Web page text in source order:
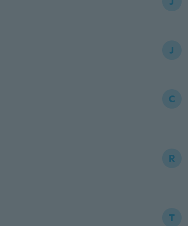
J
C
R
T